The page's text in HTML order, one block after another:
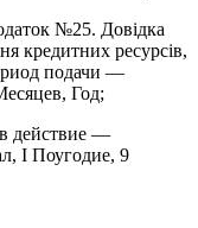
№25. Довiдка
кредитних ресурсiв,
подачи —
Год;
действие —
І Поугодие, 9